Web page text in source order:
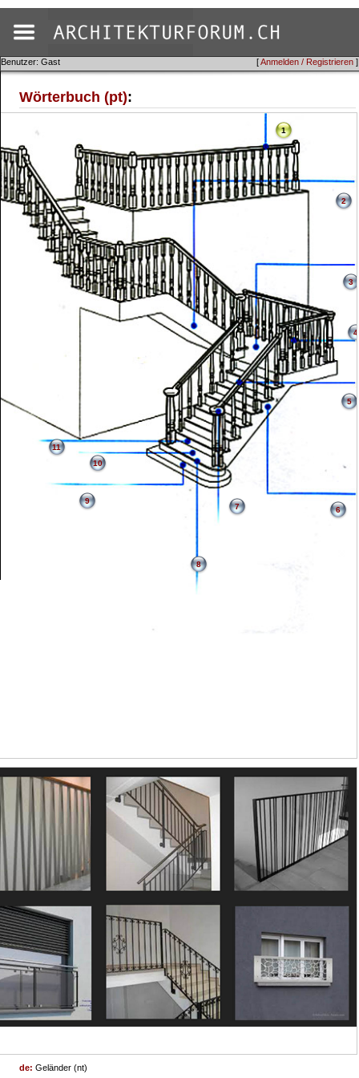
[Anmelden / Registrieren ]
Benutzer: Gast
Wörterbuch (pt):
1
2
3
4
5
6
7
8
9
10
11
de:Geländer (nt)